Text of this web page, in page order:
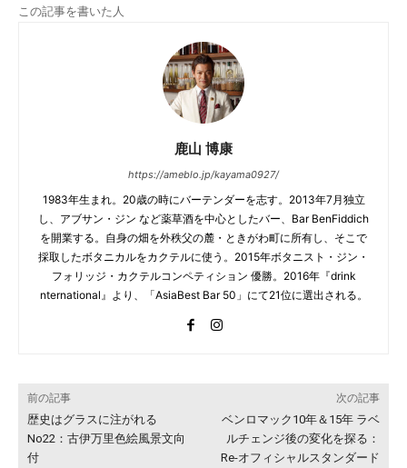
この記事を書いた人
鹿山 博康
https://ameblo.jp/kayama0927/
1983年生まれ。20歳の時にバーテンダーを志す。2013年7月独立
し、アブサン・ジン など薬草酒を中心としたバー、Bar BenFiddich
を開業する。自身の畑を外秩父の麓・ときがわ町に所有し、そこで
採取したボタニカルをカクテルに使う。2015年ボタニスト・ジン・
フォリッジ・カクテルコンペティション 優勝。2016年『drink
nternational』より、「AsiaBest Bar 50」にて21位に選出される。
前の記事
歴史はグラスに注がれる
No22：古伊万里色絵風景文向
付
次の記事
ベンロマック10年＆15年 ラベ
ルチェンジ後の変化を探る：
Re-オフィシャルスタンダード